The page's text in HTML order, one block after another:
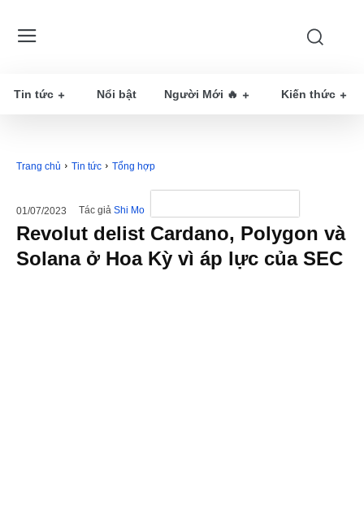
Tin tức Nổi bật Người Mới 🔥 Kiến thức
Trang chủ Tin tức Tổng hợp
01/07/2023 Tác giả Shi Mo
Revolut delist Cardano, Polygon và
Solana ở Hoa Kỳ vì áp lực của SEC